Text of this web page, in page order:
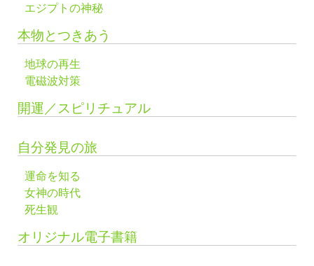
エジプトの神秘
本物とつきあう
地球の再生
電磁波対策
開運／スピリチュアル
自分発見の旅
運命を知る
女神の時代
死生観
オリジナル電子書籍